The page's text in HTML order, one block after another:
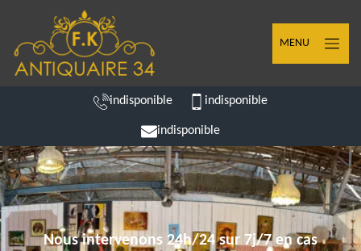
MENU
indisponible indisponible
indisponible
Nous intervenons 24h/24 sur 7j/7 en cas